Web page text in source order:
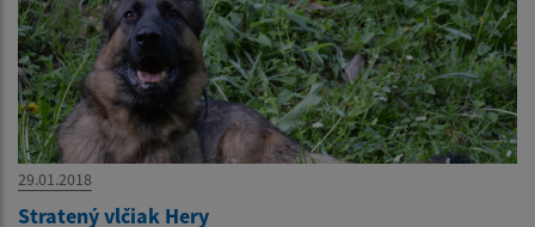
29.01.2018
Stratený vlčiak Hery